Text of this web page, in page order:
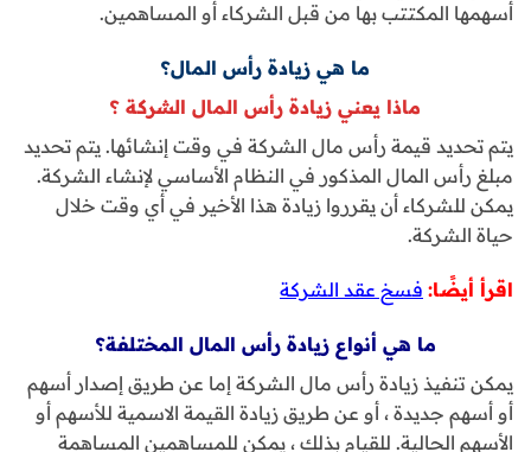
أسهمها المكتتب بها من قبل الشركاء أو المساهمين.
ما هي زيادة رأس المال؟
ماذا يعني زيادة رأس المال الشركة ؟
يتم تحديد قيمة رأس مال الشركة في وقت إنشائها. يتم تحديد
مبلغ رأس المال المذكور في النظام الأساسي لإنشاء الشركة.
يمكن للشركاء أن يقرروا زيادة هذا الأخير في أي وقت خلال
حياة الشركة.
اقرأ أيضًا: فسخ عقد الشركة
ما هي أنواع زيادة رأس المال المختلفة؟
يمكن تنفيذ زيادة رأس مال الشركة إما عن طريق إصدار أسهم
أو أسهم جديدة ، أو عن طريق زيادة القيمة الاسمية للأسهم أو
الأسهم الحالية. للقيام بذلك ، يمكن للمساهمين المساهمة